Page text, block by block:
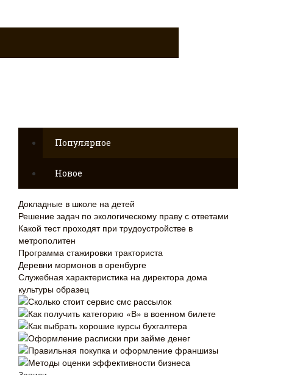
Популярное
Новое
Докладные в школе на детей
Решение задач по экологическому праву с ответами
Какой тест проходят при трудоустройстве в
метрополитен
Программа стажировки тракториста
Деревни мормонов в оренбурге
Служебная характеристика на директора дома
культуры образец
Сколько стоит сервис смс рассылок
Как получить категорию «В» в военном билете
Как выбрать хорошие курсы бухгалтера
Оформление расписки при займе денег
Правильная покупка и оформление франшизы
Методы оценки эффективности бизнеса